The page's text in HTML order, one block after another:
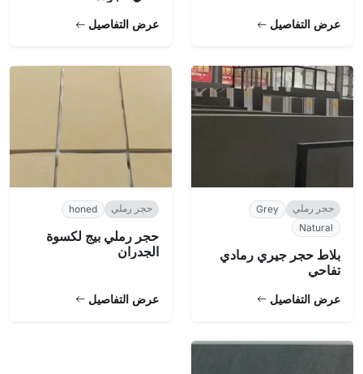
عرض التفاصيل عرض التفاصيل
حجر رملي
Grey
Natural
بلاط حجر جيري رمادي
تفاحي
عرض التفاصيل
حجر رملي honed
حجر رملي بيج لكسوة
الجدران
عرض التفاصيل